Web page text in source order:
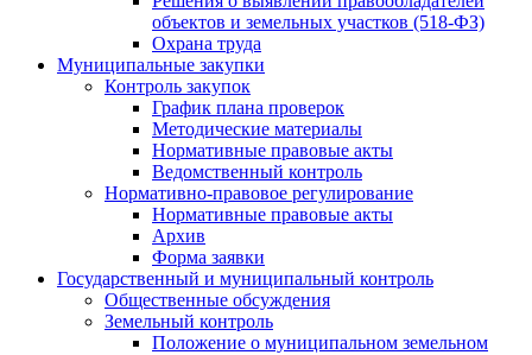
объектов и земельных участков (518-ФЗ)
Охрана труда
Муниципальные закупки
Контроль закупок
График плана проверок
Методические материалы
Нормативные правовые акты
Ведомственный контроль
Нормативно-правовое регулирование
Нормативные правовые акты
Архив
Форма заявки
Государственный и муниципальный контроль
Общественные обсуждения
Земельный контроль
Положение о муниципальном земельном